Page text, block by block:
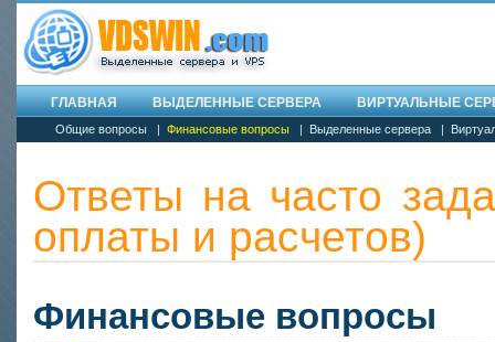
ГЛАВНАЯ ВЫДЕЛЕННЫЕ СЕРВЕРА ВИРТУАЛЬНЫЕ
Общие вопросы | Финансовые вопросы | Выделенные сервера |
Ответы на часто
оплаты и расчетов)
Финансовые вопросы